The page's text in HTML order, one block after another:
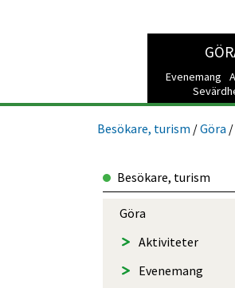
Evenemang
Besökare, turism /Göra /
Besökare, turism
Göra
Aktiviteter
Evenemang